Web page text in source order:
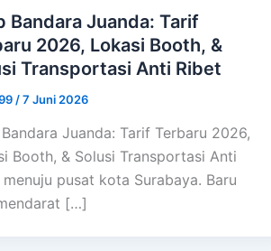
Bandara Juanda: Tarif
2026, Lokasi Booth, &
Transportasi Anti Ribet
/7 Juni 2026
Juanda: Tarif Terbaru 2026,
Booth, & Solusi Transportasi Anti
menuju pusat kota Surabaya. Baru
[…]